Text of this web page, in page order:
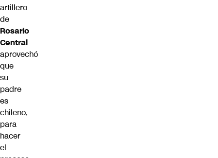
artillero
de
Rosario
Central
aprovechó
que
su
padre
es
chileno,
para
hacer
el